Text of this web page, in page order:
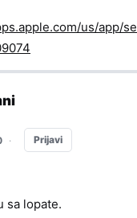
us/app/
· Prijavi
sa lopate.